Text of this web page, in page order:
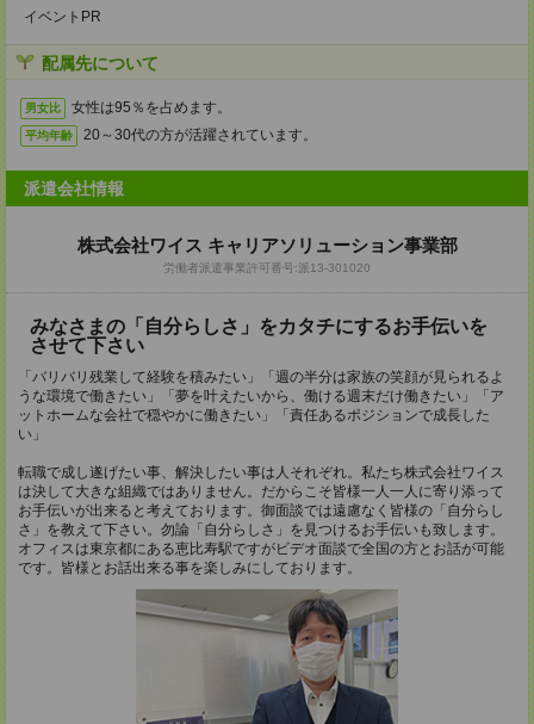
イベントPR
配属先について
男女比 女性は95％を占めます。
平均年齢 20～30代の方が活躍されています。
派遣会社情報
株式会社ワイス キャリアソリューション事業部
労働者派遣事業許可番号:派13-301020
みなさまの「自分らしさ」をカタチにするお手伝いを
させて下さい
「バリバリ残業して経験を積みたい」「週の半分は家族の笑顔が見られるよ
うな環境で働きたい」「夢を叶えたいから、働ける週末だけ働きたい」「ア
ットホームな会社で穏やかに働きたい」「責任あるポジションで成長した
い」
転職で成し遂げたい事、解決したい事は人それぞれ。私たち株式会社ワイス
は決して大きな組織ではありません。だからこそ皆様一人一人に寄り添って
お手伝いが出来ると考えております。御面談では遠慮なく皆様の「自分らし
さ」を教えて下さい。勿論「自分らしさ」を見つけるお手伝いも致します。
オフィスは東京都にある恵比寿駅ですがビデオ面談で全国の方とお話が可能
です。皆様とお話出来る事を楽しみにしております。